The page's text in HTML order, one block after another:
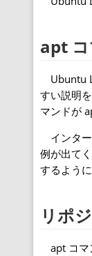
apt コ
Ubuntu
すい説明
マンドが
インタ
例が出て
するよう
リポ
apt コマ